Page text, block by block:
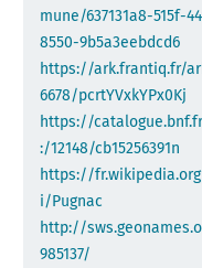
mune/637131a8-515f-
8550-9b5a3eebdcd6
https://ark.frantiq.fr/
6678/pcrtYVxkYPx0Kj
https://
:/12148/cb15256391n
https://
i/Pugnac
http://
985137/